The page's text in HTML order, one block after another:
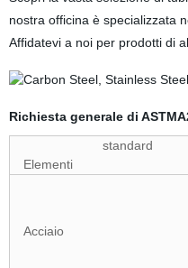
nostra officina è specializzata
Affidatevi a noi per prodotti di
Richiesta generale di
standard
Elementi
Acciaio